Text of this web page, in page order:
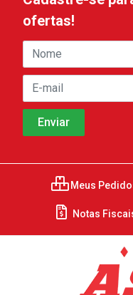
ofertas!
Meus
Notas